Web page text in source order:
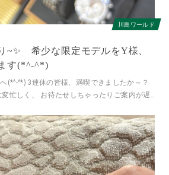
川島ワールド
~✨ 希少な限定モデルをY様、
す(*^-^*)
(*^-^*) 3連休の皆様、満喫できましたか～？
忙しく、 お待たせしちゃったりご案内が遅